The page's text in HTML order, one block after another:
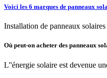
Voici les 6 marques de panneaux
Installation de panneaux
Où peut-on acheter des panneaux
L''énergie solaire est devenue